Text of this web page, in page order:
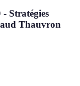
Stratégies
Thauvron